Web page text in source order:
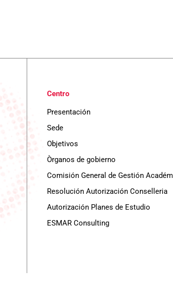
Centro
Presentación
Sede
Objetivos
Òrganos de gobierno
Comisión General de Gestión
Resolución Autorización Conselleria
Autorización Planes de Estudio
ESMAR Consulting